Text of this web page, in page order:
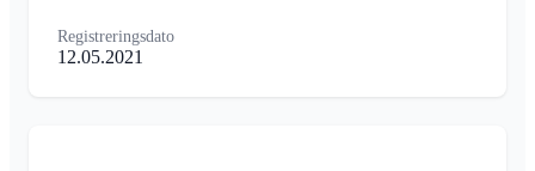
Registreringsdato
12.05.2021